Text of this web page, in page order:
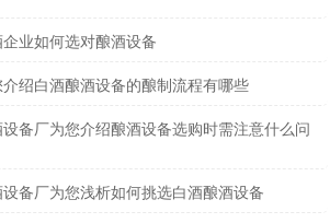
业如何选对酿酒设备
绍白酒酿酒设备的酿制流程有哪些
备厂为您介绍酿酒设备选购时需注意什么问
备厂为您浅析如何挑选白酒酿酒设备